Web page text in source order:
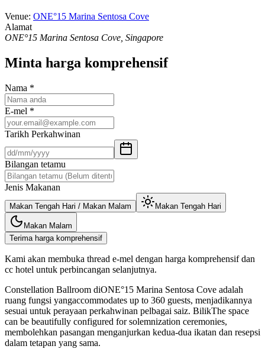
Venue: ONE°15 Marina Sentosa Cove
Alamat
ONE°15 Marina Sentosa Cove, Singapore
Minta harga komprehensif
Nama *
E-mel *
Tarikh Perkahwinan
Bilangan tetamu
Jenis Makanan
Makan Tengah Hari / Makan Malam Makan Tengah Hari
Makan Malam
Terima harga komprehensif
Kami akan membuka thread e-mel dengan harga komprehensif dan
cc hotel untuk perbincangan selanjutnya.
Constellation Ballroom diONE°15 Marina Sentosa Cove adalah
ruang fungsi yangaccommodates up to 360 guests, menjadikannya
sesuai untuk perayaan perkahwinan pelbagai saiz. BilikThe space
can be beautifully configured for solemnization ceremonies,
membolehkan pasangan menganjurkan kedua-dua ikatan dan resepsi
dalam tetapan yang sama.